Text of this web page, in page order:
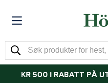
KR 500 I RABATT PÅ